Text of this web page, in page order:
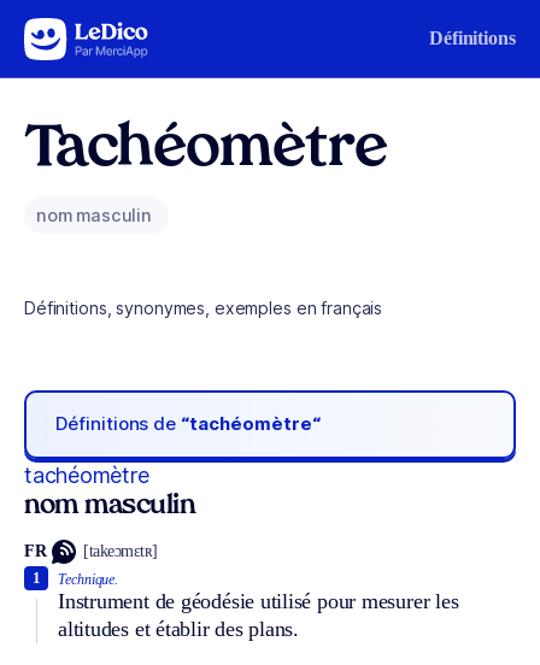
Aller au contenu Définitions
Tachéomètre
nom masculin
Définitions, synonymes, exemples en français
Définitions de “tachéomètre“
tachéomètre
nom masculin
FR [takeɔmɛtʀ]
Technique.
Instrument de géodésie utilisé pour mesurer les
altitudes et établir des plans.
1